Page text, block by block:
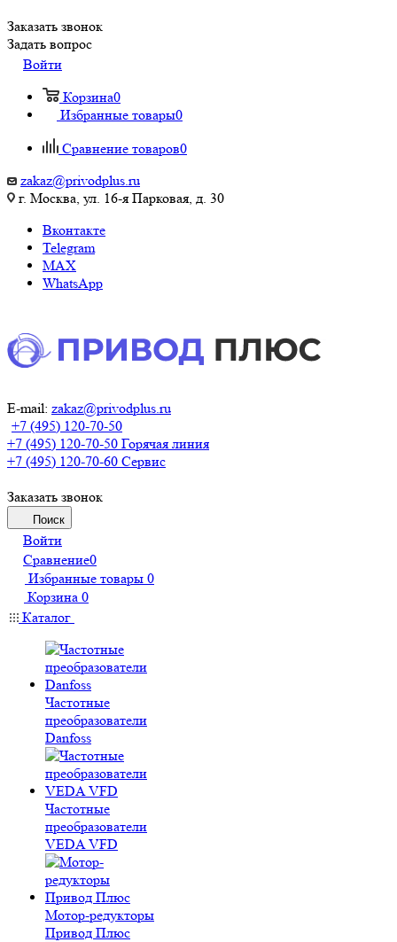
Заказать звонок
Задать вопрос
Войти
Корзина0
Избранные товары0
Сравнение товаров0
zakaz@privodplus.ru
г. Москва, ул. 16-я Парковая, д. 30
Вконтакте
Telegram
MAX
WhatsApp
E-mail: zakaz@privodplus.ru
+7 (495) 120-70-50
+7 (495) 120-70-50 Горячая линия
+7 (495) 120-70-60 Сервис
Заказать звонок
Поиск
Войти
Сравнение0
Избранные товары 0
Корзина 0
Каталог
Частотные
преобразователи
Danfoss
Частотные
преобразователи
VEDA VFD
Мотор-редукторы
Привод Плюс